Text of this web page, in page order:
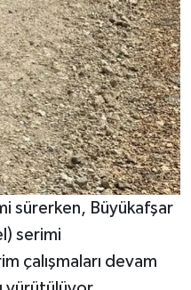
sürerken, Büyükafşar
serimi
çalışmaları devam